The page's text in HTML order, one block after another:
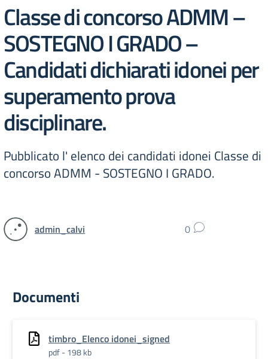
Classe di concorso ADMM –
SOSTEGNO I GRADO –
Candidati dichiarati idonei per
superamento prova
disciplinare.
Pubblicato l' elenco dei candidati idonei Classe di
concorso ADMM - SOSTEGNO I GRADO.
admin_calvi 0
Documenti
timbro_Elenco idonei_signed
pdf - 198 kb